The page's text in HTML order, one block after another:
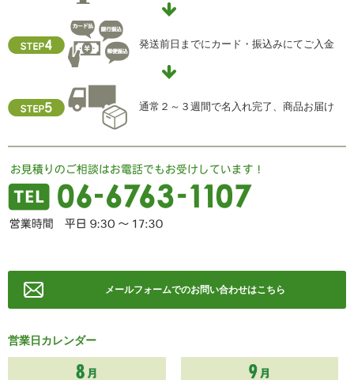
住所 ：大阪市中央区瓦屋町2-13-5
TEL ： 06-6763-5415
FAX ： 06-6763-0829
発送前日までにカード・振込みにてご入金
通常２～３週間で名入れ完了、商品お届け
メールフォームでのお問い合わせはこちら
営業日カレンダー